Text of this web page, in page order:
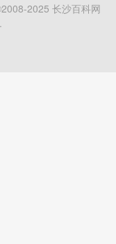
2025 长沙百科网